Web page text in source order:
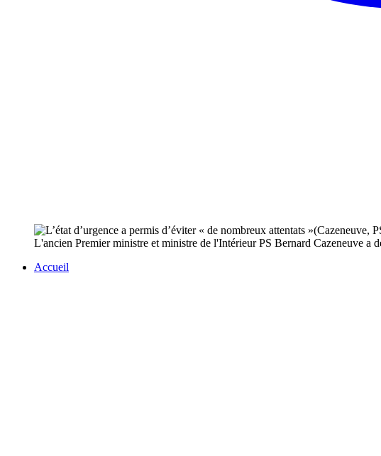
L'ancien Premier ministre et ministre de l'Intérieur PS Bernard Cazeneuve a
Accueil